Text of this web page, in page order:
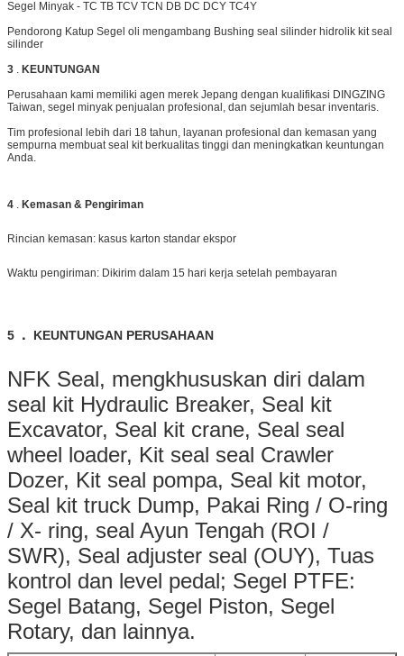
Segel Minyak - TC TB TCV TCN DB DC DCY TC4Y
Pendorong Katup Segel oli mengambang Bushing seal silinder hidrolik kit seal
silinder
3 . KEUNTUNGAN
Perusahaan kami memiliki agen merek Jepang dengan kualifikasi DINGZING
Taiwan, segel minyak penjualan profesional, dan sejumlah besar inventaris.
Tim profesional lebih dari 18 tahun, layanan profesional dan kemasan yang
sempurna membuat seal kit berkualitas tinggi dan meningkatkan keuntungan
Anda.
4 . Kemasan & Pengiriman
Rincian kemasan: kasus karton standar ekspor
Waktu pengiriman: Dikirim dalam 15 hari kerja setelah pembayaran
5 . KEUNTUNGAN PERUSAHAAN
NFK Seal, mengkhususkan diri dalam
seal kit Hydraulic Breaker, Seal kit
Excavator, Seal kit crane, Seal seal
wheel loader, Kit seal seal Crawler
Dozer, Kit seal pompa, Seal kit motor,
Seal kit truck Dump, Pakai Ring / O-ring
/ X- ring, seal Ayun Tengah (ROI /
SWR), Seal adjuster seal (OUY), Tuas
kontrol dan level pedal; Segel PTFE:
Segel Batang, Segel Piston, Segel
Rotary, dan lainnya.